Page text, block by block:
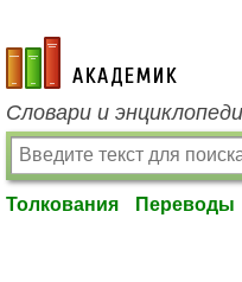
academic.ru
Словари и
Толкования Переводы